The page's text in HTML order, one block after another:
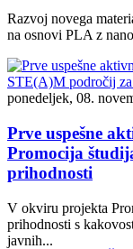
Razvoj novega
na osnovi PLA z
ponedeljek, 08.
Prve uspešne
Promocija
prihodnosti
V okviru projekta
prihodnosti s
javnih...